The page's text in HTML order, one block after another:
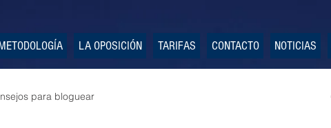
LA OPOSICIÓN TARIFAS CONTACTO NOTICIAS
para bloguear